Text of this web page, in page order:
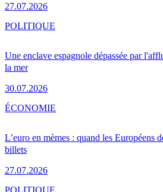
27.07.2026
Une enclave espagnole dépassée par
la mer
30.07.2026
POLITIQUE
L’euro en mèmes : quand les Européens
billets
27.07.2026
ÉCONOMIE
POLITIQUE